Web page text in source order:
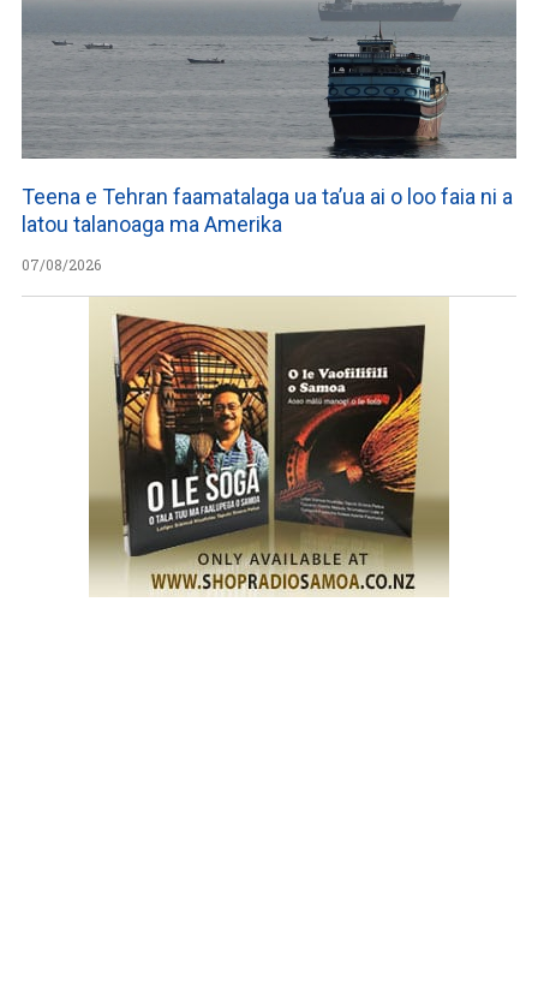
Teena e Tehran faamatalaga ua ta’ua ai o loo faia ni a
latou talanoaga ma Amerika
07/08/2026